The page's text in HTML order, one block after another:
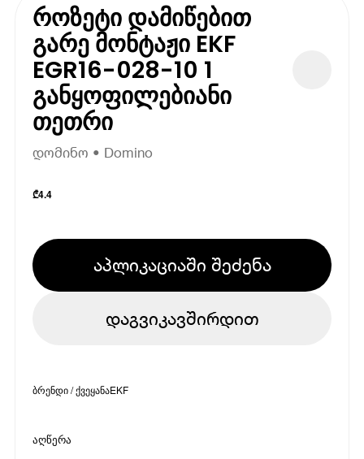
როზეტი დამიწებით
გარე მონტაჟი EKF
EGR16-028-10 1
განყოფილებიანი
თეთრი
დომინო • Domino
₾4.4
აპლიკაციაში შეძენა
დაგვიკავშირდით
ბრენდი / ქვეყანაEKF
აღწერა